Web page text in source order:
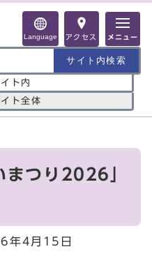
Language アクセス メニュー
ト内
ト全体
まつり2026」
年4月15日